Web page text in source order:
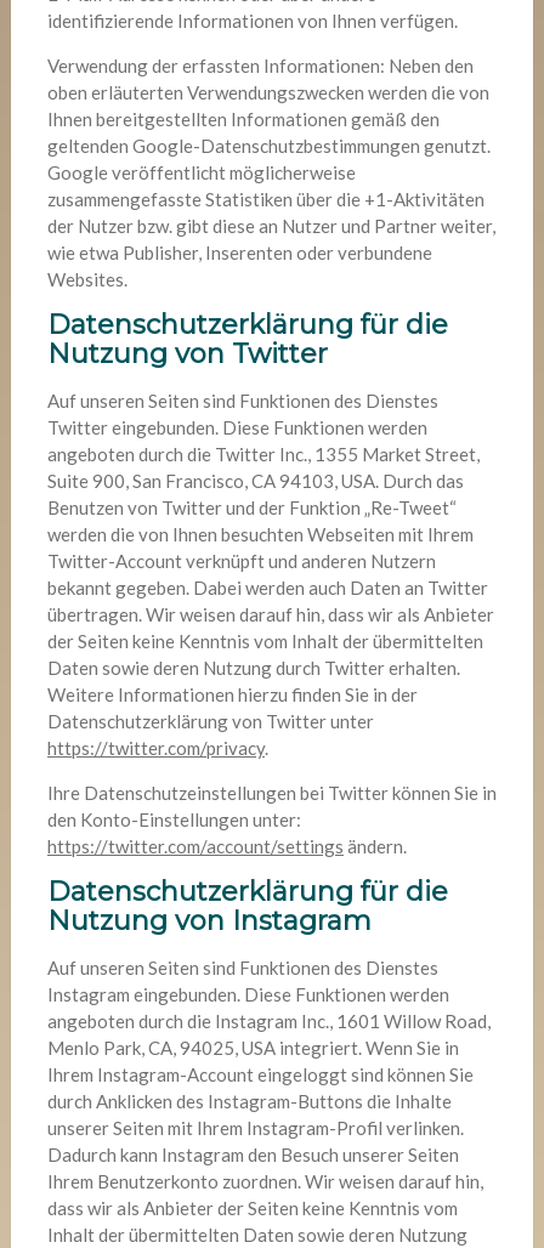
identifizierende Informationen von Ihnen verfügen.
Verwendung der erfassten Informationen: Neben den
oben erläuterten Verwendungszwecken werden die von
Ihnen bereitgestellten Informationen gemäß den
geltenden Google-Datenschutzbestimmungen genutzt.
Google veröffentlicht möglicherweise
zusammengefasste Statistiken über die +1-Aktivitäten
der Nutzer bzw. gibt diese an Nutzer und Partner weiter,
wie etwa Publisher, Inserenten oder verbundene
Websites.
Datenschutzerklärung für die
Nutzung von Twitter
Auf unseren Seiten sind Funktionen des Dienstes
Twitter eingebunden. Diese Funktionen werden
angeboten durch die Twitter Inc., 1355 Market Street,
Suite 900, San Francisco, CA 94103, USA. Durch das
Benutzen von Twitter und der Funktion „Re-Tweet“
werden die von Ihnen besuchten Webseiten mit Ihrem
Twitter-Account verknüpft und anderen Nutzern
bekannt gegeben. Dabei werden auch Daten an Twitter
übertragen. Wir weisen darauf hin, dass wir als Anbieter
der Seiten keine Kenntnis vom Inhalt der übermittelten
Daten sowie deren Nutzung durch Twitter erhalten.
Weitere Informationen hierzu finden Sie in der
Datenschutzerklärung von Twitter unter
https://twitter.com/privacy.
Ihre Datenschutzeinstellungen bei Twitter können Sie in
den Konto-Einstellungen unter:
https://twitter.com/account/settings ändern.
Datenschutzerklärung für die
Nutzung von Instagram
Auf unseren Seiten sind Funktionen des Dienstes
Instagram eingebunden. Diese Funktionen werden
angeboten durch die Instagram Inc., 1601 Willow Road,
Menlo Park, CA, 94025, USA integriert. Wenn Sie in
Ihrem Instagram-Account eingeloggt sind können Sie
durch Anklicken des Instagram-Buttons die Inhalte
unserer Seiten mit Ihrem Instagram-Profil verlinken.
Dadurch kann Instagram den Besuch unserer Seiten
Ihrem Benutzerkonto zuordnen. Wir weisen darauf hin,
dass wir als Anbieter der Seiten keine Kenntnis vom
Inhalt der übermittelten Daten sowie deren Nutzung